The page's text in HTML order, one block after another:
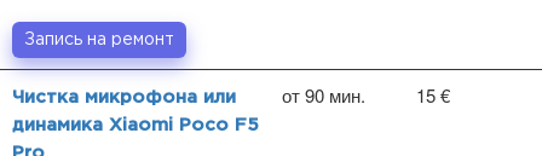
Запись на ремонт
Чистка микрофона или
динамика Xiaomi Poco F5
от 90 мин. 15 €